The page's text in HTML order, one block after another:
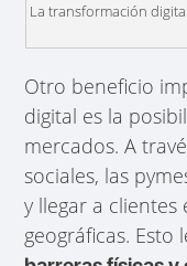
La transformación
Otro beneficio
digital es la
mercados. A
sociales, las
y llegar a
geográficas.